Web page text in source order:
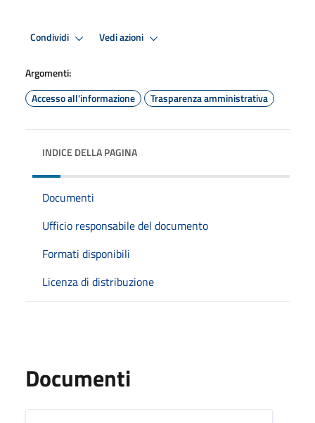
Condividi Vedi azioni
Argomenti:
Accesso all'informazione
Trasparenza amministrativa
INDICE DELLA PAGINA
Documenti
Ufficio responsabile del documento
Formati disponibili
Licenza di distribuzione
Documenti